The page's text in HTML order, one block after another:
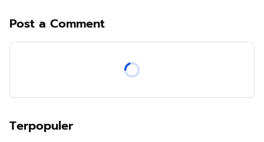
Post a Comment
Terpopuler